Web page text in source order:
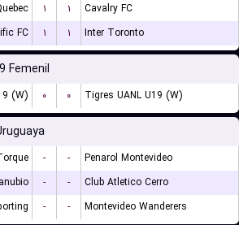
۱ ۱
Cavalry FC
FC
۱ ۱ Inter Toronto
Femenil
(W) ۰ ۰ Tigres UANL U19 (W)
- -
Penarol Montevideo
- -
Club Atletico Cerro
- - Montevideo Wanderers